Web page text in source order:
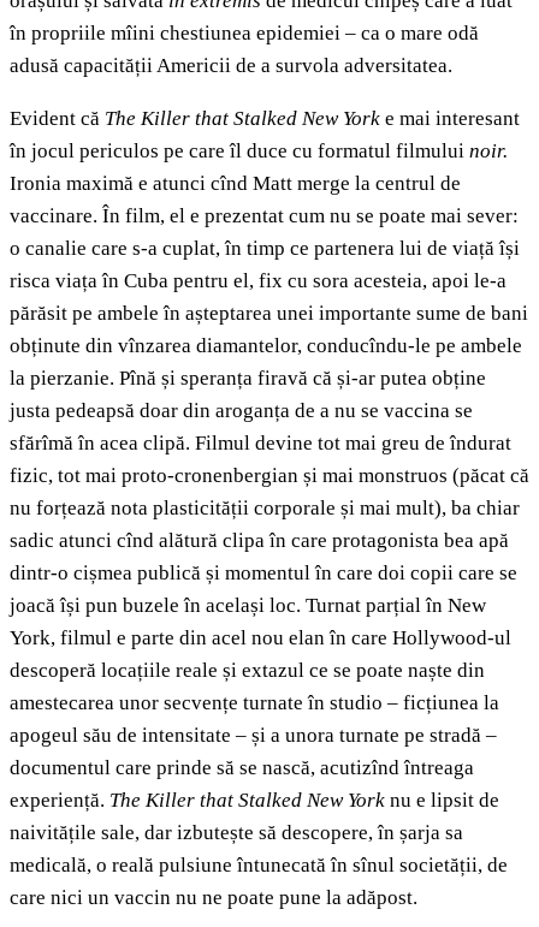
în propriile mîini chestiunea epidemiei – ca o mare odă
adusă capacității Americii de a survola adversitatea.
Evident că The Killer that Stalked New York e mai interesant
în jocul periculos pe care îl duce cu formatul filmului noir.
Ironia maximă e atunci cînd Matt merge la centrul de
vaccinare. În film, el e prezentat cum nu se poate mai sever:
o canalie care s-a cuplat, în timp ce partenera lui de viață își
risca viața în Cuba pentru el, fix cu sora acesteia, apoi le-a
părăsit pe ambele în așteptarea unei importante sume de bani
obținute din vînzarea diamantelor, conducîndu-le pe ambele
la pierzanie. Pînă și speranța firavă că și-ar putea obține
justa pedeapsă doar din aroganța de a nu se vaccina se
sfărîmă în acea clipă. Filmul devine tot mai greu de îndurat
fizic, tot mai proto-cronenbergian și mai monstruos (păcat că
nu forțează nota plasticității corporale și mai mult), ba chiar
sadic atunci cînd alătură clipa în care protagonista bea apă
dintr-o cișmea publică și momentul în care doi copii care se
joacă își pun buzele în același loc. Turnat parțial în New
York, filmul e parte din acel nou elan în care Hollywood-ul
descoperă locațiile reale și extazul ce se poate naște din
amestecarea unor secvențe turnate în studio – ficțiunea la
apogeul său de intensitate – și a unora turnate pe stradă –
documentul care prinde să se nască, acutizînd întreaga
experiență. The Killer that Stalked New York nu e lipsit de
naivitățile sale, dar izbutește să descopere, în șarja sa
medicală, o reală pulsiune întunecată în sînul societății, de
care nici un vaccin nu ne poate pune la adăpost.